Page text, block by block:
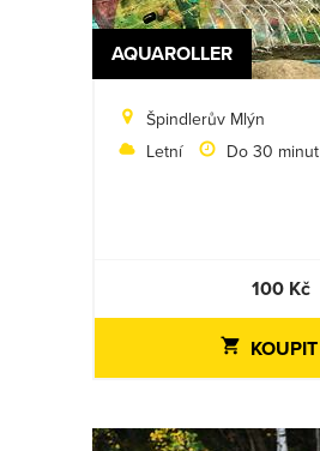
AQUAROLLER
Špindlerův Mlýn
Letní
Do 30 minut
100 Kč
KOUPIT